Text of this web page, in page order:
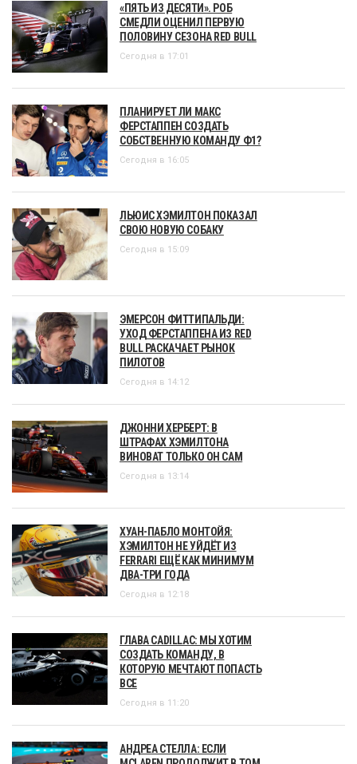
«ПЯТЬ ИЗ ДЕСЯТИ». РОБ
СМЕДЛИ ОЦЕНИЛ ПЕРВУЮ
ПОЛОВИНУ СЕЗОНА RED BULL
Сегодня в 17:01
ПЛАНИРУЕТ ЛИ МАКС
ФЕРСТАППЕН СОЗДАТЬ
СОБСТВЕННУЮ КОМАНДУ Ф1?
Сегодня в 16:05
ЛЬЮИС ХЭМИЛТОН ПОКАЗАЛ
СВОЮ НОВУЮ СОБАКУ
Сегодня в 15:09
ЭМЕРСОН ФИТТИПАЛЬДИ:
УХОД ФЕРСТАППЕНА ИЗ RED
BULL РАСКАЧАЕТ РЫНОК
ПИЛОТОВ
Сегодня в 14:12
ДЖОННИ ХЕРБЕРТ: В
ШТРАФАХ ХЭМИЛТОНА
ВИНОВАТ ТОЛЬКО ОН САМ
Сегодня в 13:14
ХУАН-ПАБЛО МОНТОЙЯ:
ХЭМИЛТОН НЕ УЙДЁТ ИЗ
FERRARI ЕЩЁ КАК МИНИМУМ
ДВА-ТРИ ГОДА
Сегодня в 12:18
ГЛАВА CADILLAC: МЫ ХОТИМ
СОЗДАТЬ КОМАНДУ, В
КОТОРУЮ МЕЧТАЮТ ПОПАСТЬ
ВСЕ
Сегодня в 11:20
АНДРЕА СТЕЛЛА: ЕСЛИ